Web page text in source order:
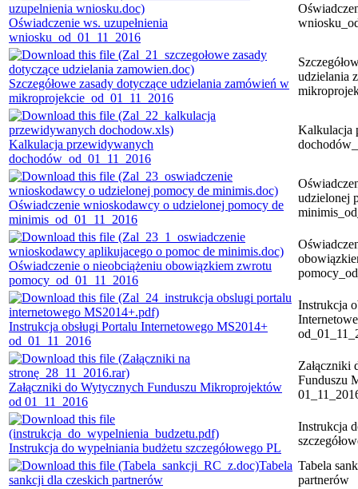
Oświadczenie ws. uzupełnienia
wniosku_od_01_11_2016
Szczegółowe zasady dotyczące udzielania zamówień w
mikroprojekcie_od_01_11_2016
udzielania
Kalkulacja przewidywanych
dochodów_od_01_11_2016
Kalkulacja
Oświadczenie wnioskodawcy o udzielonej pomocy de
minimis_od_01_11_2016
udzielonej
Oświadczenie o nieobciążeniu obowiązkiem zwrotu
pomocy_od_01_11_2016
Instrukcja obsługi Portalu Internetowego MS2014+
od_01_11_2016
Instrukcja
Załączniki do Wytycznych Funduszu Mikroprojektów
od 01_11_2016
Załączniki
Funduszu
Instrukcja do wypełniania budżetu szczegółowego PL
Instrukcja
Tabela
sankcji dla czeskich partnerów
Tabela
partnerów